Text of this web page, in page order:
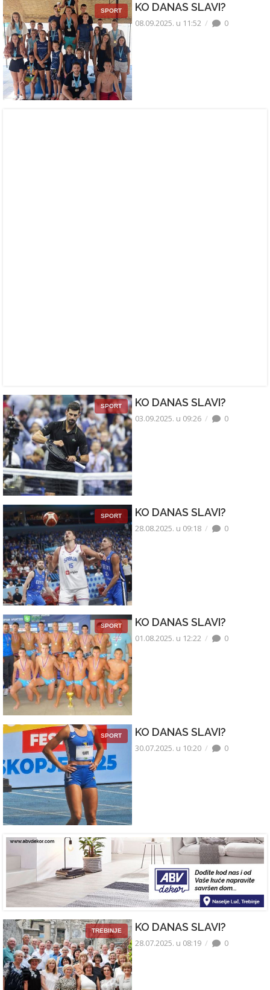
SPORT KO DANAS SLAVI?
08.09.2025. u 11:52 0
SPORT KO DANAS SLAVI?
03.09.2025. u 09:26 0
SPORT KO DANAS SLAVI?
28.08.2025. u 09:18 0
SPORT KO DANAS SLAVI?
01.08.2025. u 12:22 0
SPORT KO DANAS SLAVI?
30.07.2025. u 10:20 0
TREBINJE KO DANAS SLAVI?
28.07.2025. u 08:19 0